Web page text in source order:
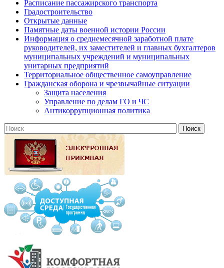
Расписание пассажирского транспорта
Градостроительство
Открытые данные
Памятные даты военной истории России
Информация о среднемесячной заработной плате
руководителей, их заместителей и главных бухгалтеров
муниципальных учреждений и муниципальных
унитарных предприятий
Территориальное общественное самоуправление
Гражданская оборона и чрезвычайные ситуации
Защита населения
Управление по делам ГО и ЧС
Антикоррупционная политика